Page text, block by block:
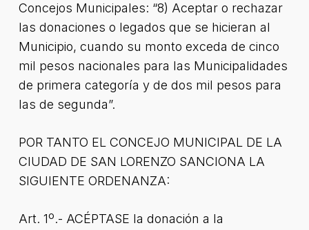
Concejos Municipales: “8) Aceptar o rechazar
las donaciones o legados que se hicieran al
Municipio, cuando su monto exceda de cinco
mil pesos nacionales para las Municipalidades
de primera categoría y de dos mil pesos para
las de segunda”.
POR TANTO EL CONCEJO MUNICIPAL DE LA
CIUDAD DE SAN LORENZO SANCIONA LA
SIGUIENTE ORDENANZA:
Art. 1º.- ACÉPTASE la donación a la